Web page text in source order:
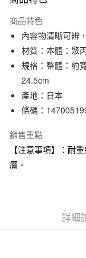
信用卡一次付款
信用卡分期付款
3 期 0 利率 每
合作金庫商業銀行
華南商業銀行
上海商業儲蓄銀行
臺灣中小企業銀行
匯豐（台灣）商業銀
聯邦商業銀行
元大商業銀行
LINE Pay
Apple Pay
街口支付
悠遊付
運送方式
商品特色
內容物清晰可辨
材質：本體：聚
規格：整體：約
24.5cm
產地：日本
條碼：
銷售重點
【注意事項】：耐
層。
詳細